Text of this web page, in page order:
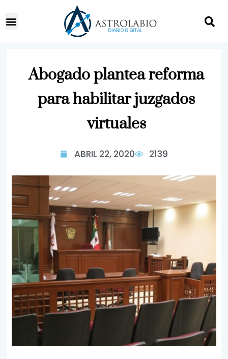
Abogado plantea reforma
para habilitar juzgados
virtuales
ABRIL 22, 2020 2139